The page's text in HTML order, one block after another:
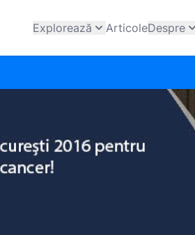
Explorează ArticoleDespre